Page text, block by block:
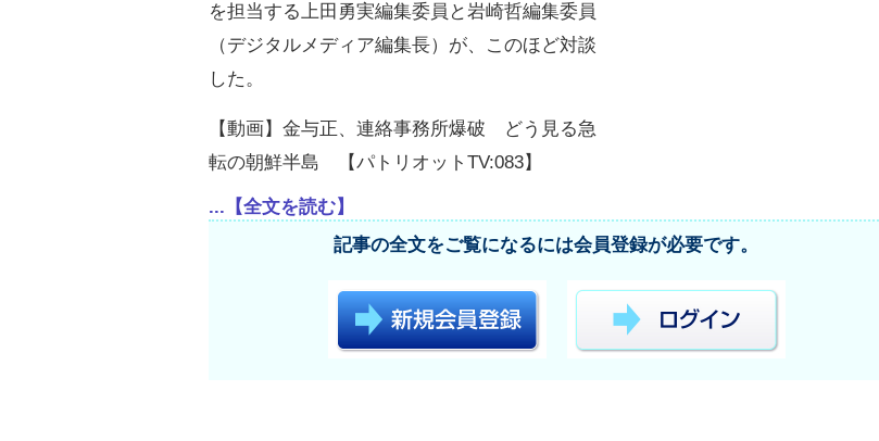
を担当する上田勇実編集委員と岩崎哲編集委員
（デジタルメディア編集長）が、このほど対談
した。
【動画】金与正、連絡事務所爆破 どう見る急
転の朝鮮半島 【パトリオットTV:083】
...【全文を読む】
記事の全文をご覧になるには会員登録が必要です。